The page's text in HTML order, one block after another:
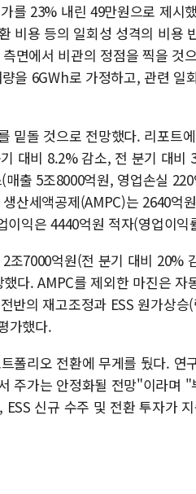
를 23% 내린 49만원으로 제시
비용 등의 일회성 성격의 비용
면에서 비관의 정점을 찍을 것
을 6GWh로 가정하고, 관련 일
밑돌 것으로 전망했다. 리포트
대비 8.2% 감소, 전 분기 대비
출 5조8000억원, 영업손실
산세액공제(AMPC)는 2640억
이익은 4440억원 적자(영업이
조7000억원(전 분기 대비 20%
다. AMPC를 제외한 마진은
반의 재고조정과 ESS 원가상
가했다.
폴리오 전환에 무게를 뒀다.
주가는 안정화될 전망"이라며
신규 수주 및 전환 투자가